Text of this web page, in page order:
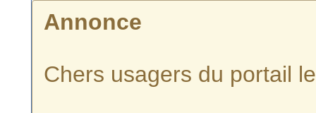
Annonce
Chers usagers du portail